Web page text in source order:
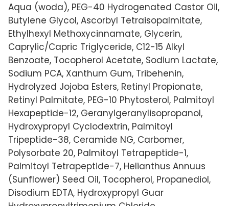
Aqua (woda), PEG-40 Hydrogenated Castor Oil,
Butylene Glycol, Ascorbyl Tetraisopalmitate,
Ethylhexyl Methoxycinnamate, Glycerin,
Caprylic/Capric Triglyceride, C12-15 Alkyl
Benzoate, Tocopherol Acetate, Sodium Lactate,
Sodium PCA, Xanthum Gum, Tribehenin,
Hydrolyzed Jojoba Esters, Retinyl Propionate,
Retinyl Palmitate, PEG-10 Phytosterol, Palmitoyl
Hexapeptide-12, Geranylgeranylisopropanol,
Hydroxypropyl Cyclodextrin, Palmitoyl
Tripeptide-38, Ceramide NG, Carbomer,
Polysorbate 20, Palmitoyl Tetrapeptide-1,
Palmitoyl Tetrapeptide-7, Helianthus Annuus
(Sunflower) Seed Oil, Tocopherol, Propanediol,
Disodium EDTA, Hydroxypropyl Guar